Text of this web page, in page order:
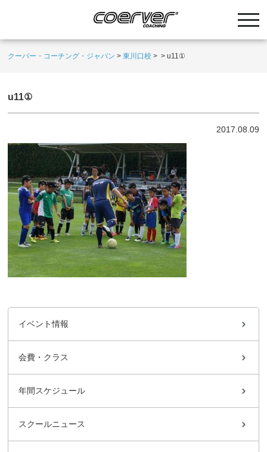
クーバー・コーチング・ジャパン >東川口校 > >u11①
u11①
2017.08.09
イベント情報
会費・クラス
年間スケジュール
スクールニュース